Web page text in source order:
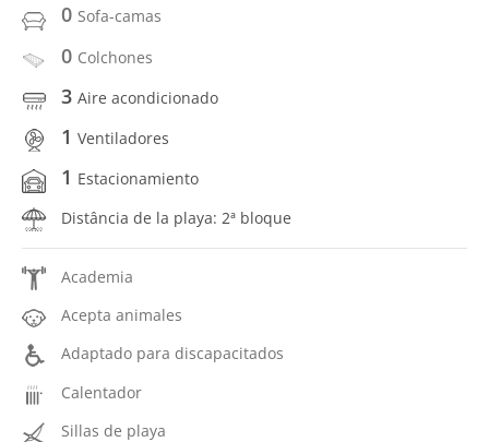
0 Sofa-camas
0 Colchones
3 Aire acondicionado
1 Ventiladores
1 Estacionamiento
Distância de la playa: 2ª bloque
Academia
Acepta animales
Adaptado para discapacitados
Calentador
Sillas de playa